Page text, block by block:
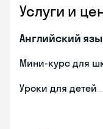
Услуги и
Английский
Мини-курс для
Уроки для детей